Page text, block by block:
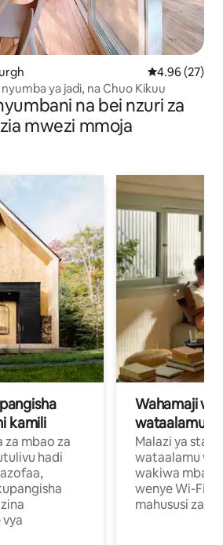
Ukadiriaji wa
4.96 (27)
ya jadi, na Chuo Kikuu
na bei nzuri za
mwezi mmoja
kamili
za mbao za
hadi
Wahamaji
wataalamu
Malazi ya
wataalamu
wakiwa mbali
wenye Wi-Fi
mahususi za